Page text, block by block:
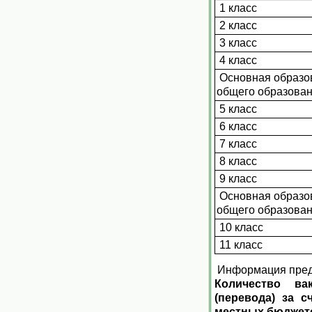
1 класс
2 класс
3 класс
4 класс
Основная
общего
5 класс
6 класс
7 класс
8 класс
9 класс
Основная
общего
10 класс
11 класс
Информация
Количество
(перевода) за